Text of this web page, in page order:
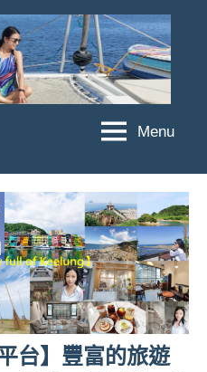
Menu
台】豐富的旅遊